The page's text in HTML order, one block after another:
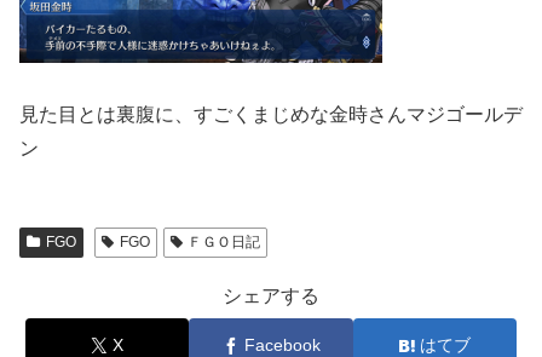
見た目とは裏腹に、すごくまじめな金時さんマジゴールデ
ン
FGO FGO ＦＧＯ日記
シェアする
X Facebook はてブ